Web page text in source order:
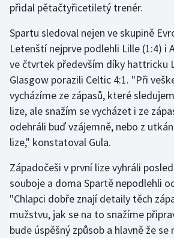
Lyže a snowboard
Moderní pětiboj
Motorsport
Olympijské hry
Parasport
Plážový volejbal
Ragby
přidal pětačtyřicetiletý trenér.
Spartu sledoval nejen ve skupině
Letenští nejprve podlehli Lille (1:4) i
ve čtvrtek především díky hattricku
Glasgow porazili Celtic 4:1. "Při
vycházíme ze zápasů, které
lize, ale snažím se vycházet i ze
odehráli buď vzájemně, nebo z
lize," konstatoval Gula.
Západočeši v první lize vyhráli
souboje a doma Spartě nepodlehli
"Chlapci dobře znají detaily těch
mužstvu, jak se na to snažíme
bude úspěšný způsob a hlavně že se